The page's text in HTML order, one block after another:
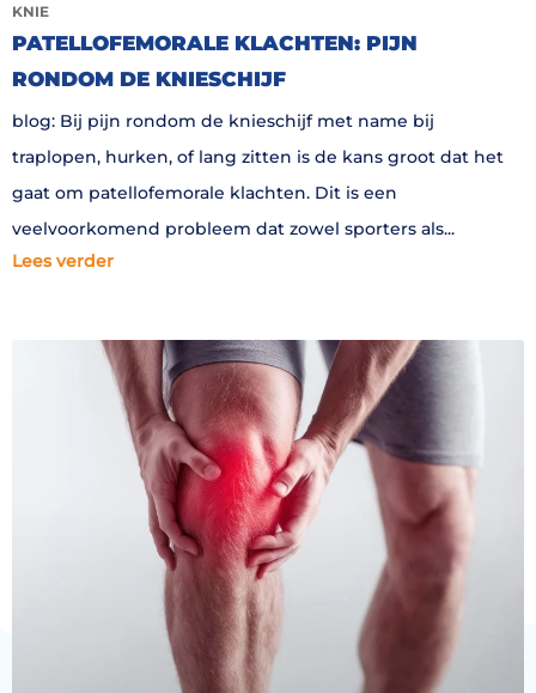
KNIE
PATELLOFEMORALE KLACHTEN: PIJN
RONDOM DE KNIESCHIJF
blog: Bij pijn rondom de knieschijf met name bij
traplopen, hurken, of lang zitten is de kans groot dat het
gaat om patellofemorale klachten. Dit is een
veelvoorkomend probleem dat zowel sporters als
Lees verder